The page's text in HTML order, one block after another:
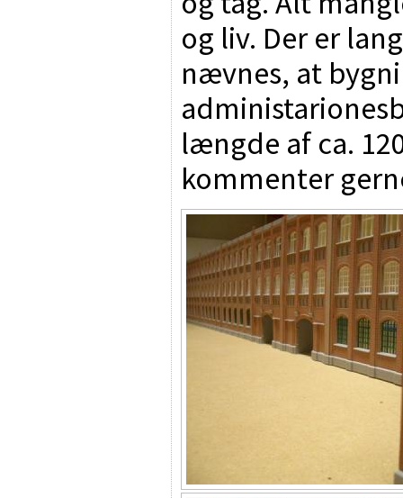
og liv. Der er
nævnes, at
længde af ca.
kommenter